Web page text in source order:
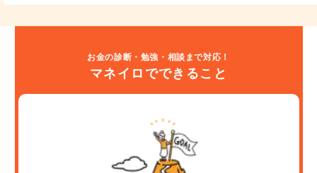
お金の診断・勉強・相談まで対応！
マネイロでできること